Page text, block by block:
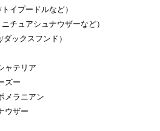
イプードルなど）
チュアシュナウザーなど）
ックスフンド）
ャテリア
ズー
メラニアン
ウザー